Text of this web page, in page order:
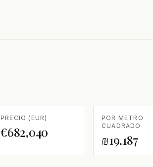
PRECIO (EUR)
€682,040
POR METRO
CUADRADO
₪19,187